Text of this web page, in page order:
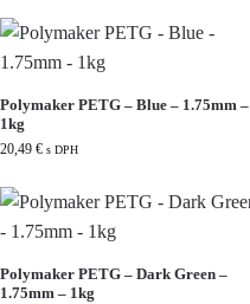
Polymaker PETG – Blue – 1.75mm –
1kg
20,49 € s DPH
Polymaker PETG – Dark Green –
1.75mm – 1kg